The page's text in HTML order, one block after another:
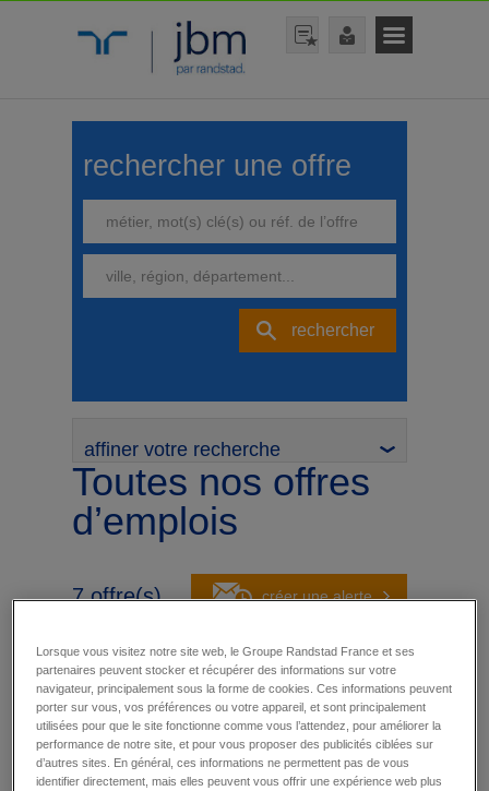
Toutes nos offres
d’emplois
7offre(s) créer une alerte
par page trier par
EDUCATEUR DE JEUNES ENFANTS
(F/H)
Paris 17 (75)-CDI-15 € / heure -Publié le :30
rechercher une offre
rechercher
affiner votre recherche
Lorsque vous visitez notre site web, le Groupe Randstad France et ses
partenaires peuvent stocker et récupérer des informations sur votre
navigateur, principalement sous la forme de cookies. Ces informations peuvent
porter sur vous, vos préférences ou votre appareil, et sont principalement
utilisées pour que le site fonctionne comme vous l’attendez, pour améliorer la
performance de notre site, et pour vous proposer des publicités ciblées sur
d’autres sites. En général, ces informations ne permettent pas de vous
identifier directement, mais elles peuvent vous offrir une expérience web plus